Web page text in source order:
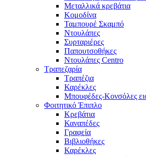
Mεταλλικά κρεβάτια
Κομοδίνα
Ταμπουρέ Σκαμπό
Ντουλάπες
Συρταριέρες
Παπουτσοθήκες
Ντουλάπες Centro
Τραπεζαρία
Τραπέζια
Καρέκλες
Μπουφέδες-Κονσόλες
Φοιτητικό Έπιπλο
Κρεβάτια
Καναπέδες
Γραφεία
Βιβλιοθήκες
Καρέκλες